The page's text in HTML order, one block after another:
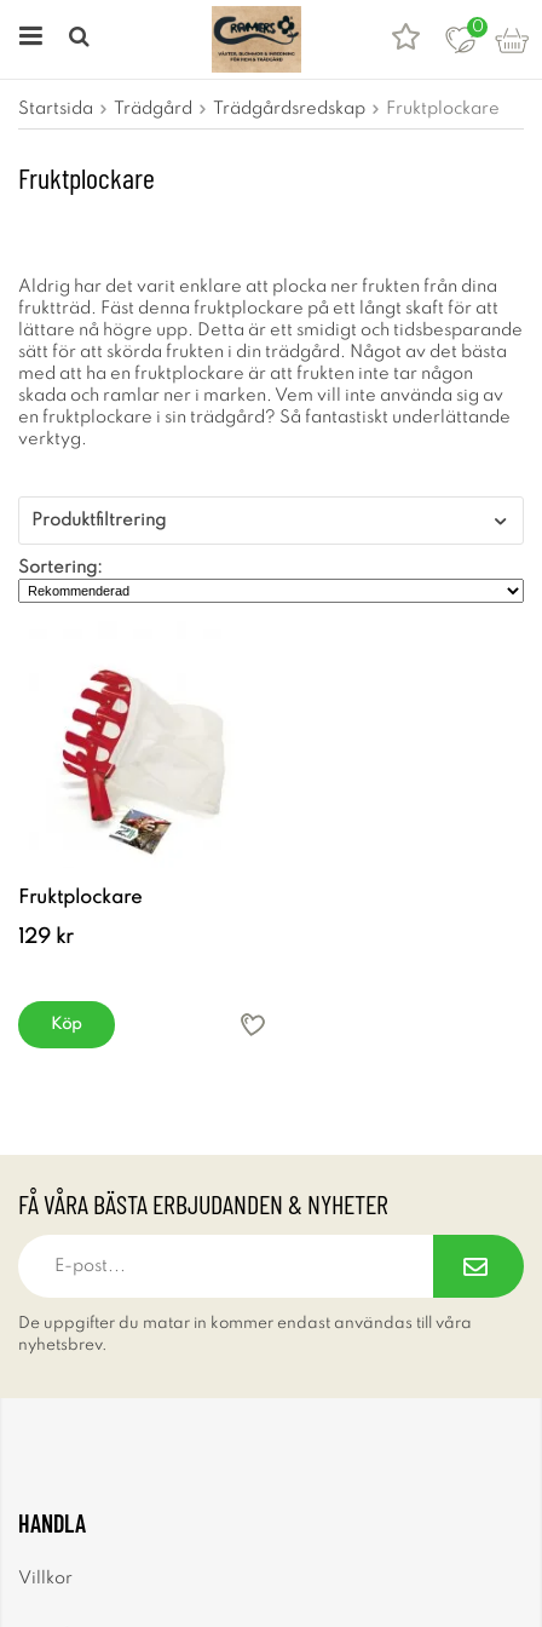
0
Startsida Trädgård Trädgårdsredskap Fruktplockare
Fruktplockare
Aldrig har det varit enklare att plocka ner frukten från dina
fruktträd. Fäst denna fruktplockare på ett långt skaft för att
lättare nå högre upp. Detta är ett smidigt och tidsbesparande
sätt för att skörda frukten i din trädgård. Något av det bästa
med att ha en fruktplockare är att frukten inte tar någon
skada och ramlar ner i marken. Vem vill inte använda sig av
en fruktplockare i sin trädgård? Så fantastiskt underlättande
verktyg.
Produktfiltrering
Sortering:
Fruktplockare
129 kr
Köp
FÅ VÅRA BÄSTA ERBJUDANDEN & NYHETER
De uppgifter du matar in kommer endast användas till våra
nyhetsbrev.
HANDLA
Villkor